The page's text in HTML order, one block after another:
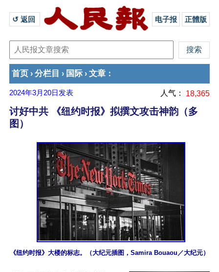
↺ 返回 电子报 正體版
首页 › 分栏目 › 国际 › 文章 ：
2024年3月20日 发表 人气： 18,365
讨好中共 《纽约时报》拟撰文攻击神韵（多
图）
《纽约时报》大楼的标志。（大纪元插图，Samira Bouaou／大纪元）